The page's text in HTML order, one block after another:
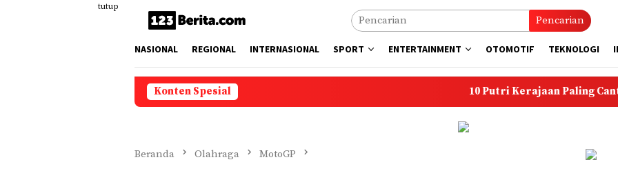
tutup
Pencarian
NASIONAL REGIONAL INTERNASIONAL SPORT ENTERTAINMENT OTOMOTIF TEKNOLOGI
Konten Spesial 10 Putri Kerajaan Paling Cantik di
Beranda Olahraga MotoGP